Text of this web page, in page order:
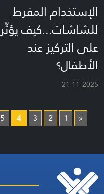
الإستخدام المفرط
للشاشات...كيف يؤثّر
على التركيز عند
الأطفال؟
21-11-2025
«
1
2
3
4
5